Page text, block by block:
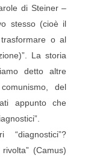
di Steiner –
stesso (cioè il
o al
La storia
detto altre
del
appunto che
(Camus)